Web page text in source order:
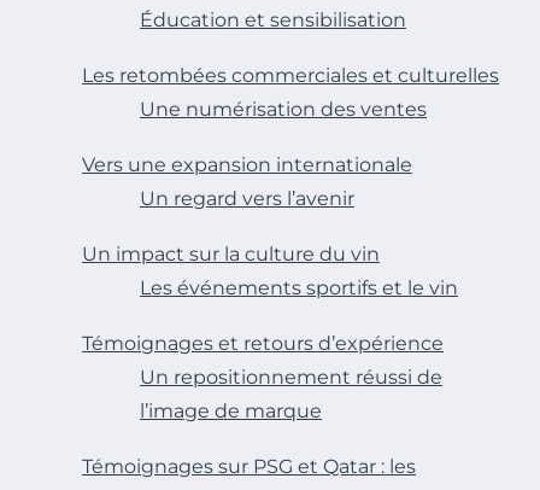
Éducation et sensibilisation
Les retombées commerciales et culturelles
Une numérisation des ventes
Vers une expansion internationale
Un regard vers l’avenir
Un impact sur la culture du vin
Les événements sportifs et le vin
Témoignages et retours d’expérience
Un repositionnement réussi de
l’image de marque
Témoignages sur PSG et Qatar : les